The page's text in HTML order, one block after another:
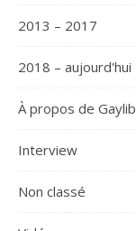
2013 – 2017
2018 – aujourd'hui
À propos de Gaylib
Interview
Non classé